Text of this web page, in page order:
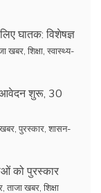
घातक: विशेषज्ञ
खबर, शिक्षा, स्वास्थ्य-
आवेदन शुरू, 30
, पुरस्कार, शासन-
को पुरस्कार
, ताजा खबर, शिक्षा